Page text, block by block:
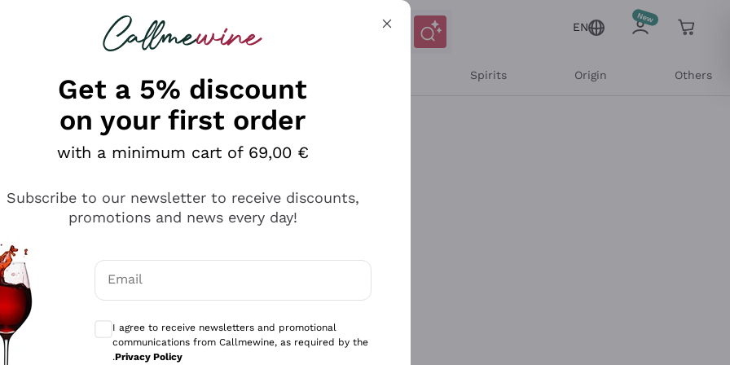
looking for
EN
Spirits Origin Others
Get a 5% discount
on your first order
with a minimum cart of 69,00 €
Subscribe to our newsletter to receive discounts,
promotions and news every day!
Email
I agree to receive newsletters and promotional
communications from Callmewine, as required by the
.Privacy Policy